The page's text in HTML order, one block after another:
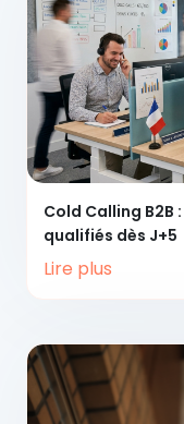
Cold Calling B2B :
qualifiés dès J+5
Lire plus